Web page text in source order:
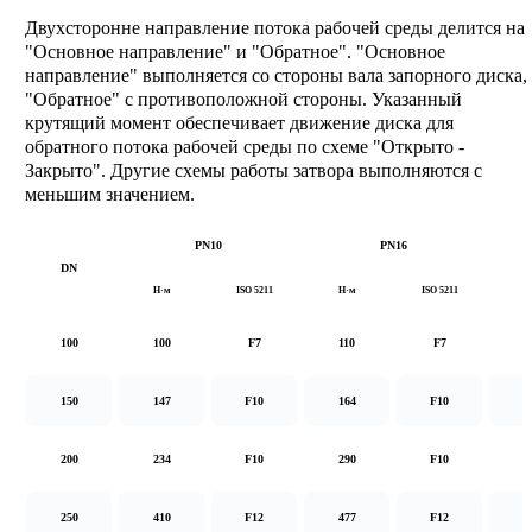
Двухсторонне направление потока рабочей среды делится на
"Основное направление" и "Обратное". "Основное
направление" выполняется со стороны вала запорного диска,
"Обратное" с противоположной стороны. Указанный
крутящий момент обеспечивает движение диска для
обратного потока рабочей среды по схеме "Открыто -
Закрыто". Другие схемы работы затвора выполняются с
меньшим значением.
DN
PN10 PN16
Н·м ISO 5211 Н·м ISO 5211
100 100 F7 110 F7
150 147 F10 164 F10
200 234 F10 290 F10
250 410 F12 477 F12